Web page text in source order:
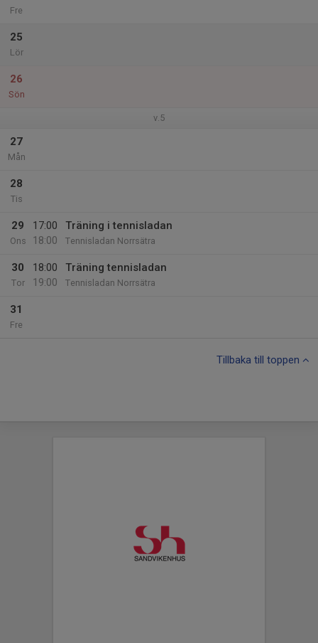
Fre
25
Lör
26
Sön
v.5
27
Mån
28
Tis
29
Ons
17:00
18:00
Träning i tennisladan
Tennisladan Norrsätra
30
Tor
18:00
19:00
Träning tennisladan
Tennisladan Norrsätra
31
Fre
Tillbaka till toppen